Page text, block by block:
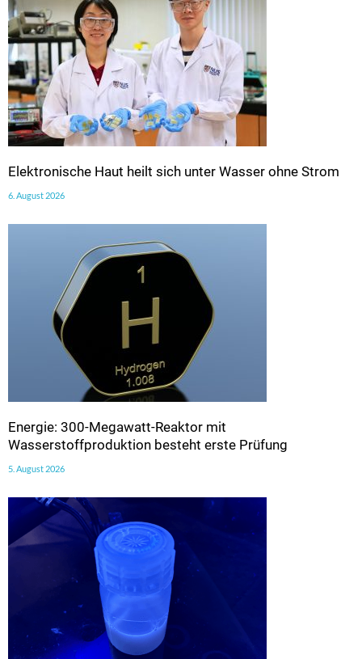
Elektronische Haut heilt sich unter Wasser ohne Strom
6. August 2026
Energie: 300-Megawatt-Reaktor mit
Wasserstoffproduktion besteht erste Prüfung
5. August 2026